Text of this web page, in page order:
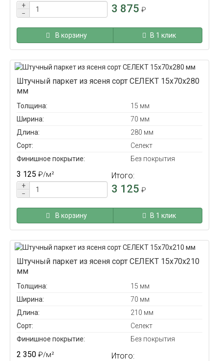
+
−
3 875 ₽
В корзину В 1 клик
Штучный паркет из ясеня сорт СЕЛЕКТ 15x70x280
мм
Толщина:
15 мм
Ширина:
70 мм
Длина:
280 мм
Сорт:
Селект
Финишное покрытие:
Без покрытия
3 125 ₽/м²
+
−
Итого:
3 125 ₽
В корзину В 1 клик
Штучный паркет из ясеня сорт СЕЛЕКТ 15x70x210
мм
Толщина:
15 мм
Ширина:
70 мм
Длина:
210 мм
Сорт:
Селект
Финишное покрытие:
Без покрытия
2 350 ₽/м² Итого: